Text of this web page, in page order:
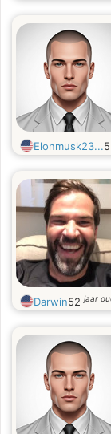
Elonmusk23...
Darwin52jaar